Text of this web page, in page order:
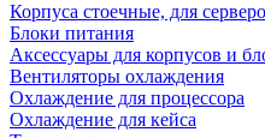
Корпуса стоечные, для
Блоки питания
Аксессуары для корпусов и
Вентиляторы охлаждения
Охлаждение для процессора
Охлаждение для кейса